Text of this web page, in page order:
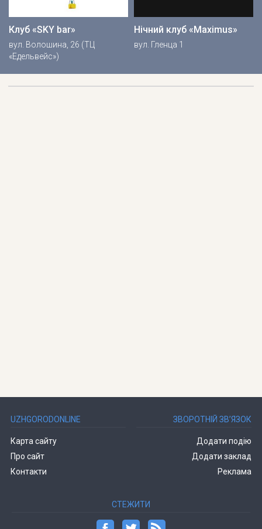
Клуб «SKY bar»
вул. Волошина, 26 (ТЦ
«Едельвейс»)
Нічний клуб «Maximus»
вул. Гленца 1
UZHGORODONLINE
Карта сайту
Про сайт
Контакти
ЗВОРОТНІЙ ЗВ’ЯЗОК
Додати подію
Додати заклад
Реклама
СТЕЖИТИ